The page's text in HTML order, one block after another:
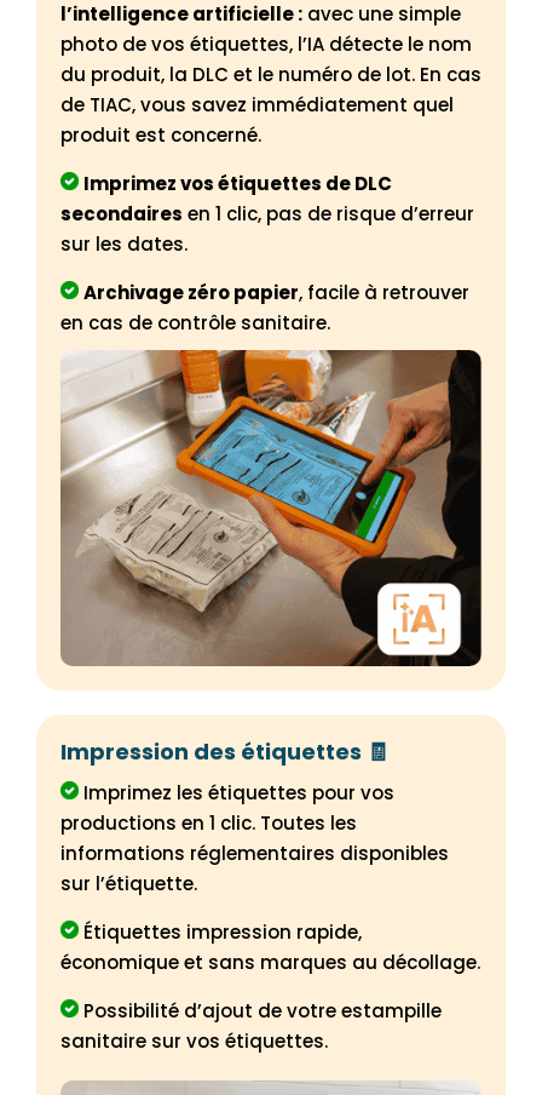
l’intelligence artificielle : avec une simple
photo de vos étiquettes, l’IA détecte le nom
du produit, la DLC et le numéro de lot. En cas
de TIAC, vous savez immédiatement quel
produit est concerné.
Imprimez vos étiquettes de DLC
secondaires en 1 clic, pas de risque d’erreur
sur les dates.
Archivage zéro papier, facile à retrouver
en cas de contrôle sanitaire.
Impression des étiquettes 🧾️
Imprimez les étiquettes pour vos
productions en 1 clic. Toutes les
informations réglementaires disponibles
sur l’étiquette.
Étiquettes impression rapide,
économique et sans marques au décollage.
Possibilité d’ajout de votre estampille
sanitaire sur vos étiquettes.